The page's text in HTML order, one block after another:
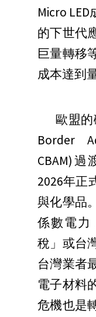
Micro
的下世代
巨量轉移
成本達到
歐盟的
Border
CBAM)
2026年正
與化學品
係數電力
稅」或台
台灣業者
電子材料
危機也是